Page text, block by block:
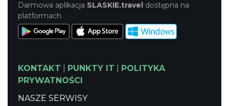
Darmowa aplikacja SLASKIE.travel dostępna na
platformach
KONTAKT PUNKTY IT
POLITYKA
PRYWATNOŚCI
NASZE SERWISY